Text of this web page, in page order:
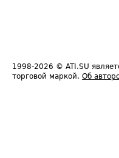
1998-2026 © ATI.SU
торговой маркой. Об